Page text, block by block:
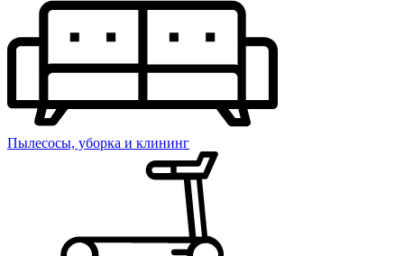
Пылесосы, уборка и клининг